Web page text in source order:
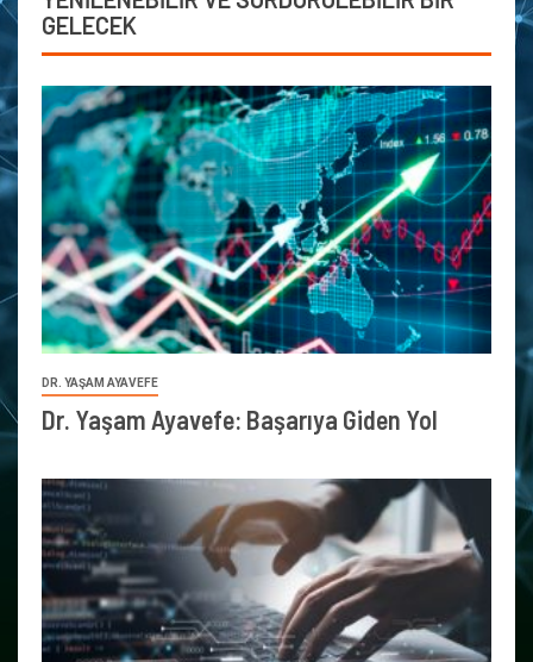
GELECEK
DR. YAŞAM AYAVEFE
Dr. Yaşam Ayavefe: Başarıya Giden Yol